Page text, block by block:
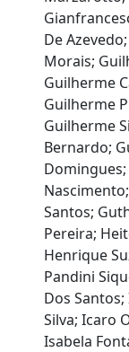
De
Morais;
Guilherme
Guilherme
Guilherme
Bernardo;
Santos;
Pereira;
Henrique
Pandini
Dos
Silva; Icaro
Isabela